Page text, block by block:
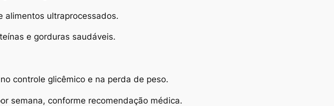
alimentos ultraprocessados.
e gorduras saudáveis.
controle glicêmico e na perda de peso.
semana, conforme recomendação médica.